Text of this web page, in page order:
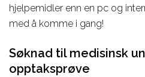
hjelpemidler enn en pc og
med å komme i gang!
Søknad til medisinsk
opptaksprøve